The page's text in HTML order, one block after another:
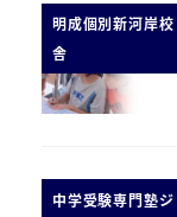
明成個別新河岸校
舎
中学受験専門塾ジ